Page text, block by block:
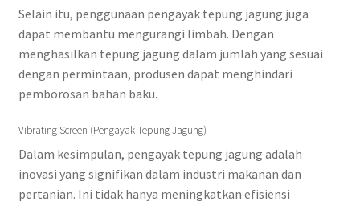
Selain itu, penggunaan pengayak tepung jagung juga
dapat membantu mengurangi limbah. Dengan
menghasilkan tepung jagung dalam jumlah yang sesuai
dengan permintaan, produsen dapat menghindari
pemborosan bahan baku.
Vibrating Screen (Pengayak Tepung Jagung)
Dalam kesimpulan, pengayak tepung jagung adalah
inovasi yang signifikan dalam industri makanan dan
pertanian. Ini tidak hanya meningkatkan efisiensi